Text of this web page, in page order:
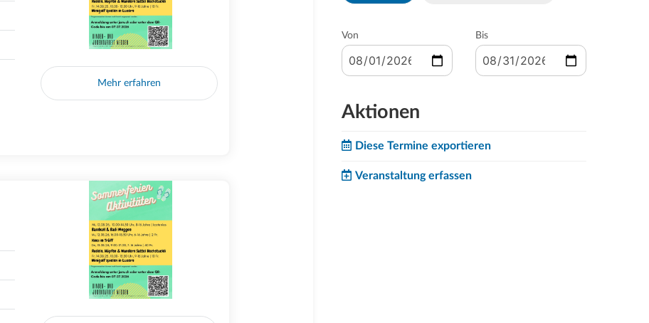
Mehr erfahren
Von Bis
Aktionen
Diese Termine exportieren
Veranstaltung erfassen